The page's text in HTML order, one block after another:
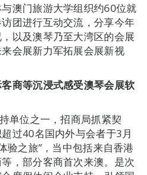
澳门旅游大学组织约60位就
团进行互动交流，分享今年
以及澳琴乃至大湾区的会展
会展新力军拓展会展新视
商等沉浸式感受澳琴会展软
单位之一，招商局抓紧契
过40名国内外与会者于3月
验之旅”，当中包括来自香港
，部分客商首次来澳。是次